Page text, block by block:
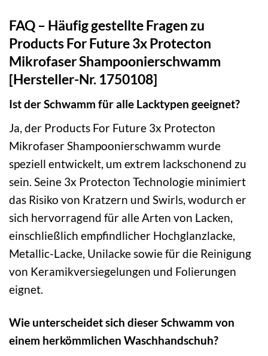
FAQ – Häufig gestellte Fragen zu
Products For Future 3x Protecton
Mikrofaser Shampoonierschwamm
[Hersteller-Nr. 1750108]
Ist der Schwamm für alle Lacktypen geeignet?
Ja, der Products For Future 3x Protecton
Mikrofaser Shampoonierschwamm wurde
speziell entwickelt, um extrem lackschonend zu
sein. Seine 3x Protecton Technologie minimiert
das Risiko von Kratzern und Swirls, wodurch er
sich hervorragend für alle Arten von Lacken,
einschließlich empfindlicher Hochglanzlacke,
Metallic-Lacke, Unilacke sowie für die Reinigung
von Keramikversiegelungen und Folierungen
eignet.
Wie unterscheidet sich dieser Schwamm von
einem herkömmlichen Waschhandschuh?